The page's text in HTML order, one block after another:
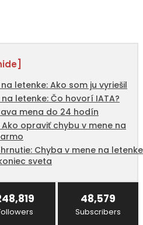
letenke: Ako som ju vyriešil
letenke: Čo hovorí IATA?
mena do 24 hodín
Ako opraviť chybu v mene na
Chyba v mene na letenke
sveta
48,579
Subscribers